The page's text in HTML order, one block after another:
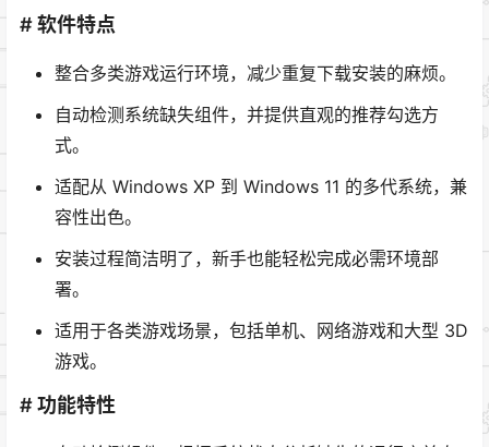
# 软件特点
整合多类游戏运行环境，减少重复下载安装的麻烦。
自动检测系统缺失组件，并提供直观的推荐勾选方
式。
适配从 Windows XP 到 Windows 11 的多代系统，兼
容性出色。
安装过程简洁明了，新手也能轻松完成必需环境部
署。
适用于各类游戏场景，包括单机、网络游戏和大型 3D
游戏。
# 功能特性